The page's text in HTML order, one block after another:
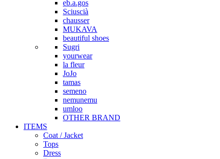
eb.a.gos
Sciuscià
chausser
MUKAVA
beautiful shoes
Sugri
yourwear
la fleur
JoJo
tamas
semeno
nemunemu
umloo
OTHER BRAND
ITEMS
Coat / Jacket
Tops
Dress